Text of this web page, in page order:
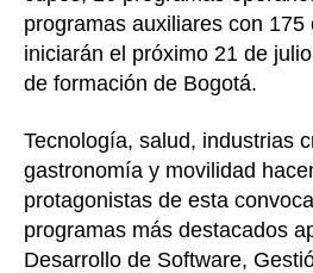
programas auxiliares con
iniciarán el próximo 21 de
de formación de Bogotá.
Tecnología, salud, industrias
gastronomía y movilidad
protagonistas de esta
programas más destacados
Desarrollo de Software,